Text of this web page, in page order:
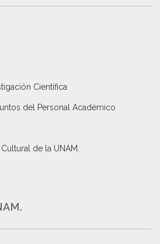
Científica
del Personal Académico
de la UNAM.